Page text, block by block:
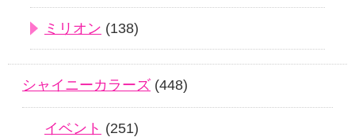
ミリオン (138)
シャイニーカラーズ (448)
イベント (251)